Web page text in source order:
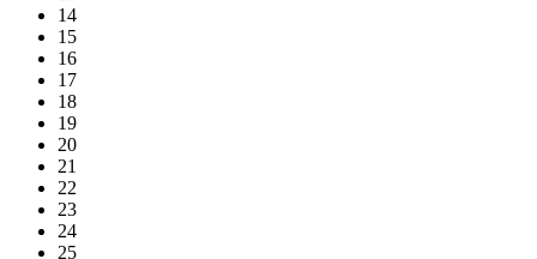
14
15
16
17
18
19
20
21
22
23
24
25